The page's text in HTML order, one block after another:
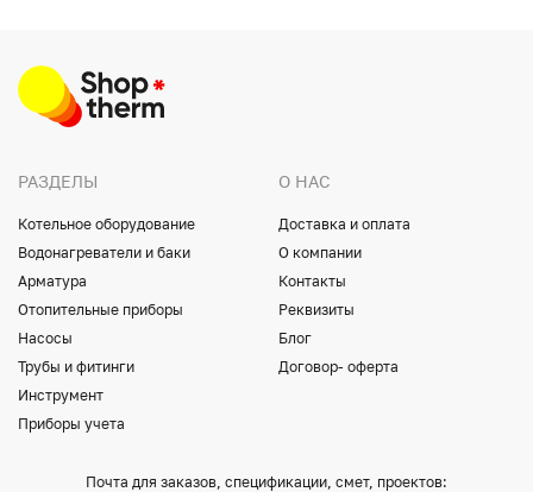
РАЗДЕЛЫ
Котельное оборудование
Водонагреватели и баки
Арматура
Отопительные приборы
Насосы
Трубы и фитинги
Инструмент
Приборы учета
О НАС
Доставка и оплата
О компании
Контакты
Реквизиты
Блог
Договор- оферта
Почта для заказов, спецификации, смет, проектов: